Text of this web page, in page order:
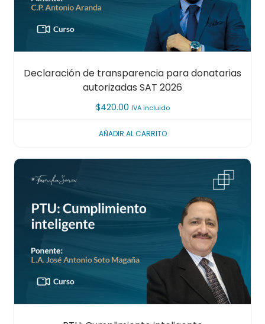
Declaración de transparencia para donatarias
autorizadas SAT 2026
$420.00 IVA incluido
AÑADIR AL CARRITO